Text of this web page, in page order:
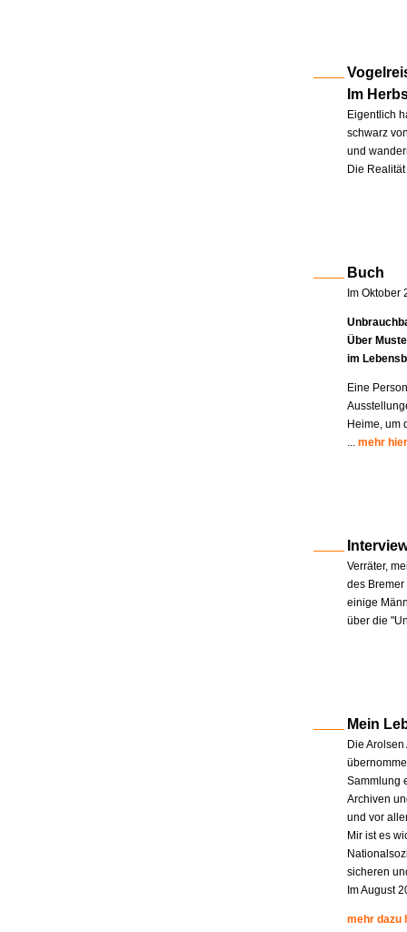
Im
Eigentlich
schwarz
und
Die
Buch
Im Oktober
Über
im
Eine
Heime, um
... mehr hier
Verräter,
des
einige
über die
Mein
Die
Sammlung
Archiven
und vor
Mir ist es
sicheren
Im August
mehr dazu